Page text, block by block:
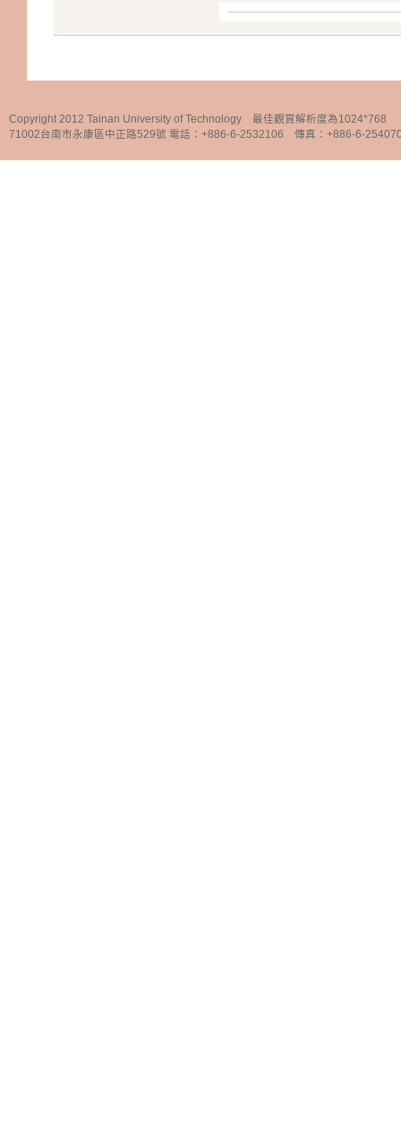
Copyright 2012 Tainan University of Technology 最佳觀賞解析度為1024*768
71002台南市永康區中正路529號 電話：+886-6-2532106 傳真：+886-6-